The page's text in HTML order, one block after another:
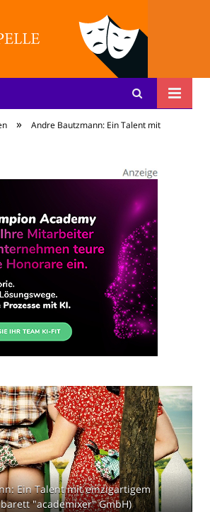
[KA] :pelle
»
Andre Bautzmann: Ein Talent mit
Ein Talent mit einzigartigem
"academixer" GmbH)